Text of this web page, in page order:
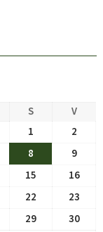
S
V
1
2
8
9
15
16
22
23
29
30